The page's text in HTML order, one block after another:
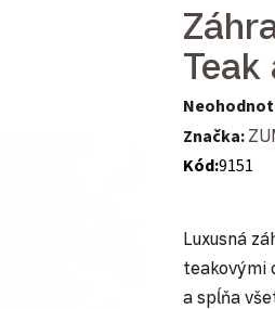
Priemerné
Značka:
Kód:9151
Luxusná
teakovými
a spĺňa